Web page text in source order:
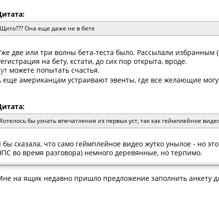
Щито??? Она еще даже не в бете
две или три волны бета-теста было. Рассылали избранным
на бету, кстати, до сих пор открыта, вроде.
можете попытать счастья.
еще американцам устраивают эвенты, где все желающие
Хотелось бы узнать впечатления из первых уст, так как геймплейное
бы сказала, что само геймплейное видео жутко унылое - но
во время разговора) немного деревянные, но терпимо.
на ящик недавно пришло предложение заполнить анкету